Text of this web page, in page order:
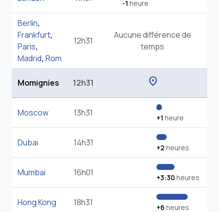
-1 heure
Berlin,
Frankfurt,
Paris,
Madrid, Rom
12h31
Aucune différence de
temps
Momignies 12h31 location_on
Moscow 13h31 +1 heure
Dubai 14h31 +2 heures
Mumbai 16h01 +3:30 heures
Hong Kong 18h31 +6 heures